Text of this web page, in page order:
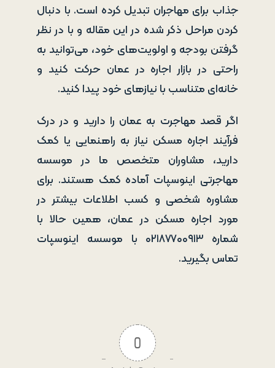
جذاب برای مهاجران تبدیل کرده است. با دنبال
کردن مراحل ذکر شده در این مقاله و با در نظر
گرفتن بودجه و اولویت‌های خود، می‌توانید به
راحتی در بازار اجاره در عمان حرکت کنید و
خانه‌ای متناسب با نیازهای خود پیدا کنید.
اگر قصد مهاجرت به عمان را دارید و در درک
فرآیند اجاره مسکن نیاز به راهنمایی یا کمک
دارید، مشاوران متخصص ما در موسسه
مهاجرتی اینوسپات آماده کمک هستند. برای
مشاوره شخصی و کسب اطلاعات بیشتر در
مورد اجاره مسکن در عمان، همین حالا با
شماره ۰۲۱۸۷۷۰۰۹۱۳ با موسسه اینوسپات
تماس بگیرید.
0